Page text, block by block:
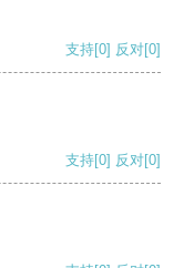
支持[0] 反对[0]
支持[0] 反对[0]